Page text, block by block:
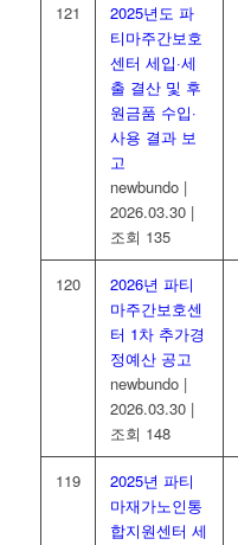
121
2025년도 파
티마주간보호
센터 세입·세
출 결산 및 후
원금품 수입·
사용 결과 보
고
newbundo |
2026.03.30 |
조회 135
120
2026년 파티
마주간보호센
터 1차 추가경
정예산 공고
newbundo |
2026.03.30 |
조회 148
119
2025년 파티
마재가노인통
합지원센터 세